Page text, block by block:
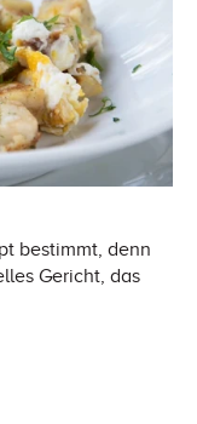
bestimmt, denn
Gericht, das